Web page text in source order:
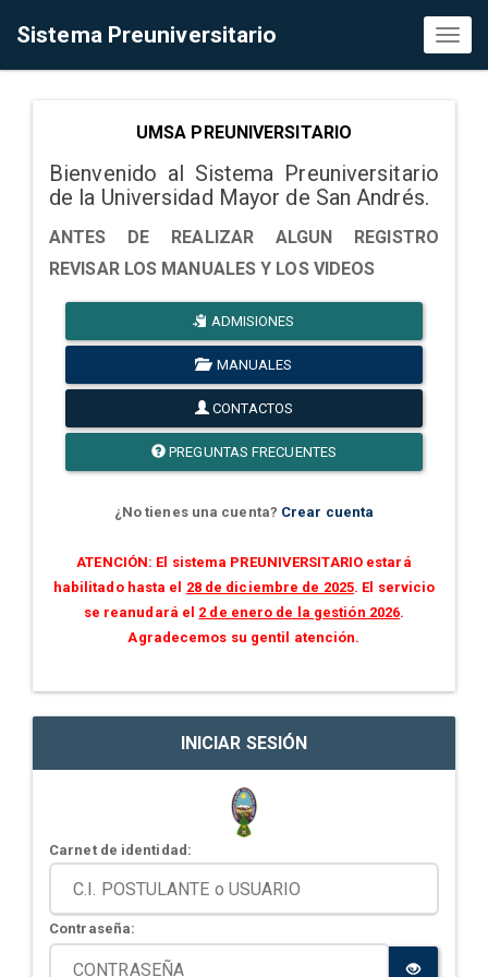
Sistema Preuniversitario
UMSA PREUNIVERSITARIO
Bienvenido al Sistema Preuniversitario
de la Universidad Mayor de San Andrés.
ANTES DE REALIZAR ALGUN REGISTRO
REVISAR LOS MANUALES Y LOS VIDEOS
ADMISIONES
MANUALES
CONTACTOS
PREGUNTAS FRECUENTES
¿No tienes una cuenta? Crear cuenta
ATENCIÓN: El sistema PREUNIVERSITARIO estará
habilitado hasta el 28 de diciembre de 2025. El servicio
se reanudará el 2 de enero de la gestión 2026.
Agradecemos su gentil atención.
INICIAR SESIÓN
Carnet de identidad:
Contraseña: